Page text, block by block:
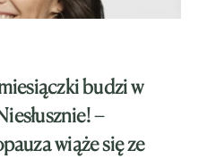
budzi w
–
wiąże się ze